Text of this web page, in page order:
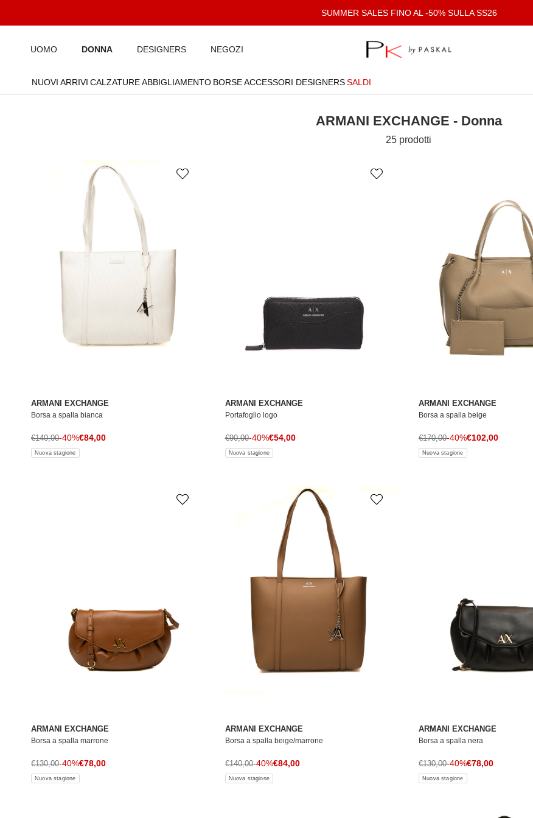
SUMMER SALES FINO AL -50% SULLA SS26
UOMO DONNA DESIGNERS NEGOZI
NUOVI ARRIVI CALZATURE ABBIGLIAMENTO BORSE ACCESSORI DESIGNERS SALDI
ARMANI EXCHANGE - Donna
25 prodotti
ARMANI EXCHANGE
Borsa a spalla bianca
Prezzo di vendita
€84,00
Prezzo normale
€140,00-40%
Nuova stagione
ARMANI EXCHANGE
Portafoglio logo
Prezzo di vendita
€54,00
Prezzo normale
€90,00-40%
Nuova stagione
ARMANI EXCHANGE
Borsa a spalla beige
Prezzo di vendita
€102,00
Prezzo normale
€170,00-40%
Nuova stagione
ARMANI EXCHANGE
Borsa a spalla marrone
Prezzo di vendita
€78,00
Prezzo normale
€130,00-40%
Nuova stagione
ARMANI EXCHANGE
Borsa a spalla beige/marrone
Prezzo di vendita
€84,00
Prezzo normale
€140,00-40%
Nuova stagione
ARMANI EXCHANGE
Borsa a spalla nera
Prezzo di vendita
€78,00
Prezzo normale
€130,00-40%
Nuova stagione